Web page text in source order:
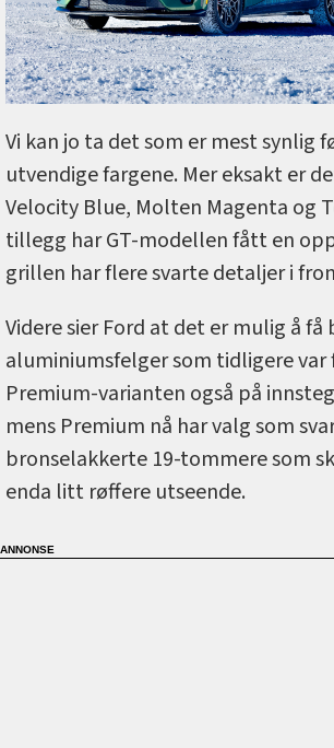
Vi kan jo ta det som er mest synlig
utvendige fargene. Mer eksakt er
Velocity Blue, Molten Magenta og
tillegg har GT-modellen fått en
grillen har flere svarte detaljer i
Videre sier Ford at det er mulig å få
aluminiumsfelger som tidligere
Premium-varianten også på
mens Premium nå har valg som
bronselakkerte 19-tommere som
enda litt røffere utseende.